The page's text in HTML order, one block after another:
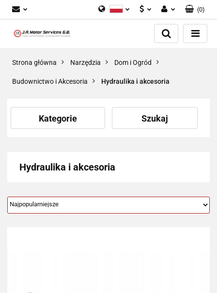
GBP
Zaloguj się
Dodaj zgłoszenie
(0)
Strona główna Narzędzia Dom i Ogród
Budownictwo i Akcesoria Hydraulika i akcesoria
Kategorie Szukaj
Hydraulika i akcesoria